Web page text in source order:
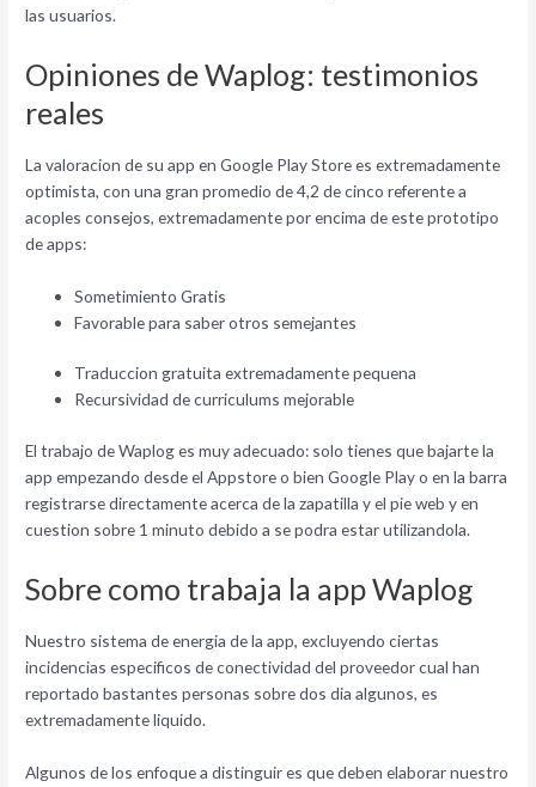
las usuarios.
Opiniones de Waplog: testimonios
reales
La valoracion de su app en Google Play Store es extremadamente
optimista, con una gran promedio de 4,2 de cinco referente a
acoples consejos, extremadamente por encima de este prototipo
de apps:
Sometimiento Gratis
Favorable para saber otros semejantes
Traduccion gratuita extremadamente pequena
Recursividad de curriculums mejorable
El trabajo de Waplog es muy adecuado: solo tienes que bajarte la
app empezando desde el Appstore o bien Google Play o en la barra
registrarse directamente acerca de la zapatilla y el pie web y en
cuestion sobre 1 minuto debido a se podra estar utilizandola.
Sobre como trabaja la app Waplog
Nuestro sistema de energia de la app, excluyendo ciertas
incidencias especi­ficos de conectividad del proveedor cual han
reportado bastantes personas sobre dos dia algunos, es
extremadamente liquido.
Algunos de los enfoque a distinguir es que deben elaborar nuestro